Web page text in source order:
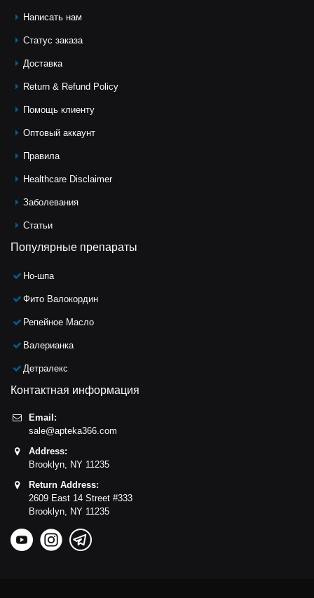
Написать нам
Статус заказа
Доставка
Return & Refund Policy
Помощь клиeнту
Оптовый аккаунт
Правила
Healthcare Disclaimer
Заболевания
Статьи
Популярные препараты
Но-шпа
Фито Валокордин
Репейное Масло
Валерианка
Детралекс
Контактная информация
Email:
sale@apteka366.com
Address:
Brooklyn, NY 11235
Return Address:
2609 East 14 Street #333
Brooklyn, NY 11235